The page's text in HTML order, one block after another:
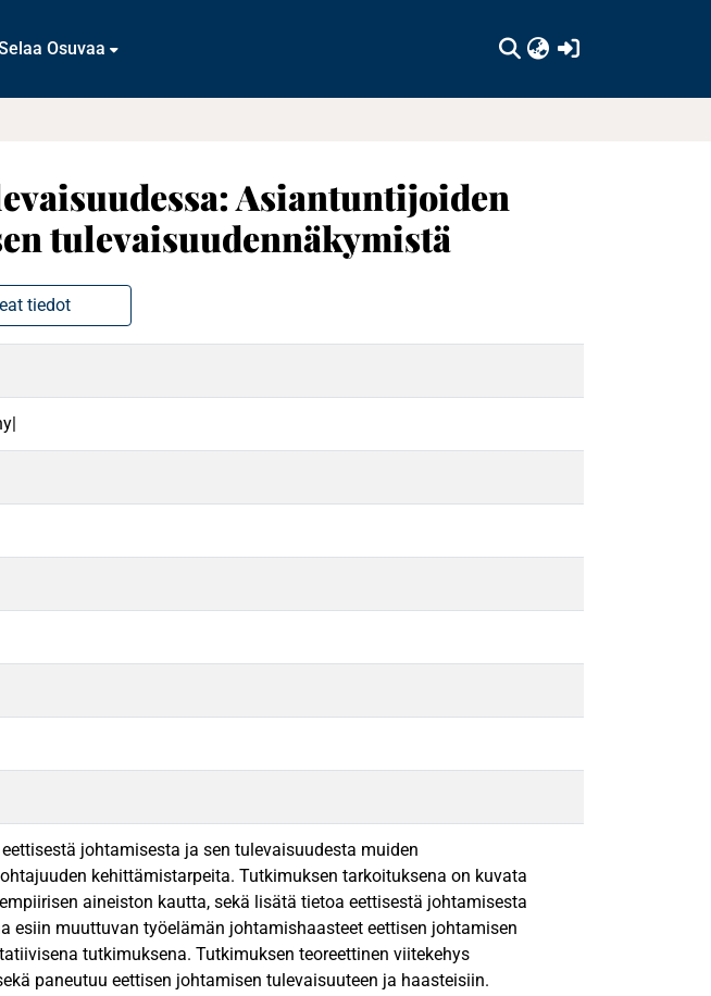
Osuvaa
Asiantuntijoiden
tulevaisuudennäkymistä
tiedot
johtamisesta ja sen tulevaisuudesta muiden
kehittämistarpeita. Tutkimuksen tarkoituksena on kuvata
aineiston kautta, sekä lisätä tietoa eettisestä johtamisesta
esiin muuttuvan työelämän johtamishaasteet eettisen johtamisen
tutkimuksena. Tutkimuksen teoreettinen viitekehys
paneutuu eettisen johtamisen tulevaisuuteen ja haasteisiin.